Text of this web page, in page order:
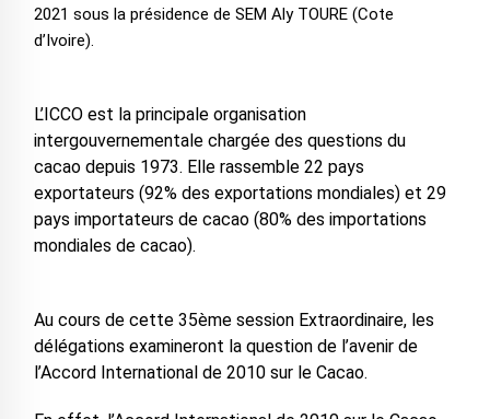
2021 sous la présidence de SEM Aly TOURE (Cote
d’Ivoire).
L’ICCO est la principale organisation
intergouvernementale chargée des questions du
cacao depuis 1973. Elle rassemble 22 pays
exportateurs (92% des exportations mondiales) et 29
pays importateurs de cacao (80% des importations
mondiales de cacao).
Au cours de cette 35ème session Extraordinaire, les
délégations examineront la question de l’avenir de
l’Accord International de 2010 sur le Cacao.